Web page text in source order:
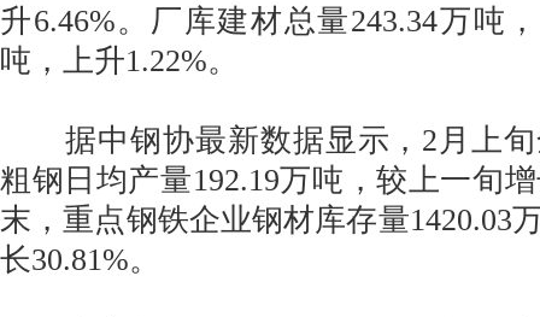
升6.46%。厂库建材总量243.34万吨
吨，上升1.22%。
据中钢协最新数据显示，2月上旬
粗钢日均产量192.19万吨，较上一旬
末，重点钢铁企业钢材库存量1420.03
长30.81%。